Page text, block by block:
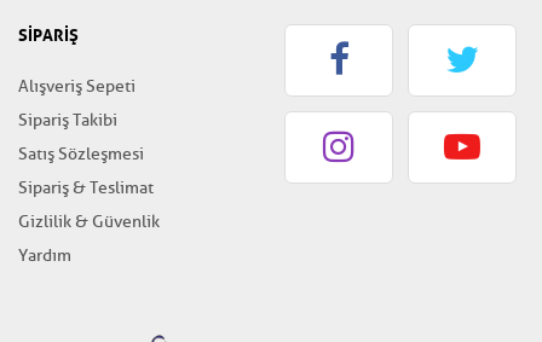
SİPARİŞ
Alışveriş Sepeti
Sipariş Takibi
Satış Sözleşmesi
Sipariş & Teslimat
Gizlilik & Güvenlik
Yardım